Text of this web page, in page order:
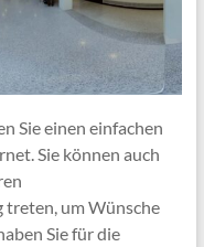
Sie einen einfachen
Sie können auch
um Wünsche
Sie für die